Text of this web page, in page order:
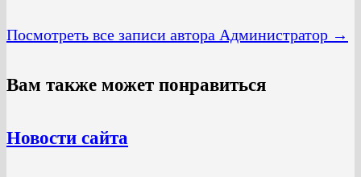
Посмотреть все записи автора Администратор →
Вам также может понравиться
Новости сайта